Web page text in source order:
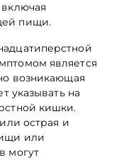
пищи.
является
возникающая
указывать на
кишки.
острая и
или
могут